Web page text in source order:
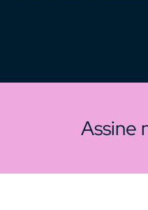
Assine